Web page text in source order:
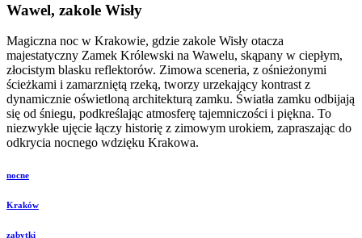
Wawel, zakole Wisły
Magiczna noc w Krakowie, gdzie zakole Wisły otacza
majestatyczny Zamek Królewski na Wawelu, skąpany w ciepłym,
złocistym blasku reflektorów. Zimowa sceneria, z ośnieżonymi
ścieżkami i zamarzniętą rzeką, tworzy urzekający kontrast z
dynamicznie oświetloną architekturą zamku. Światła zamku odbijają
się od śniegu, podkreślając atmosferę tajemniczości i piękna. To
niezwykłe ujęcie łączy historię z zimowym urokiem, zapraszając do
odkrycia nocnego wdzięku Krakowa.
nocne
Kraków
zabytki